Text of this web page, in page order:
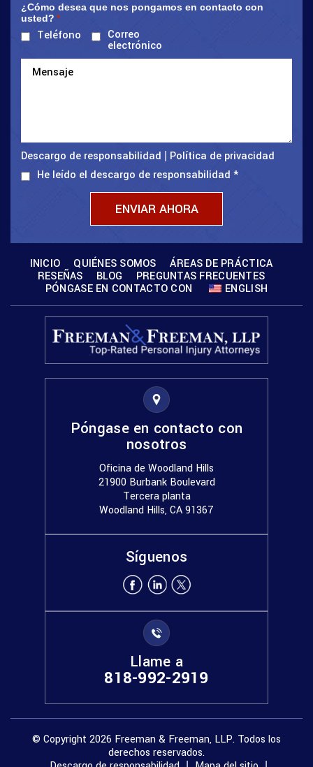
¿Cómo desea que nos pongamos en contacto con
usted? *
Teléfono Correo
electrónico
Descargo de responsabilidad
Política de privacidad
He leído el descargo de responsabilidad *
INICIO QUIÉNES SOMOS
ÁREAS DE PRÁCTICA
RESEÑAS
BLOG
PREGUNTAS FRECUENTES
PÓNGASE EN CONTACTO CON
ENGLISH
Póngase en contacto con
nosotros
Oficina de Woodland Hills
21900 Burbank Boulevard
Tercera planta
Woodland Hills, CA 91367
Síguenos
Llame a
818-992-2919
© Copyright 2026 Freeman & Freeman, LLP. Todos los
derechos reservados.